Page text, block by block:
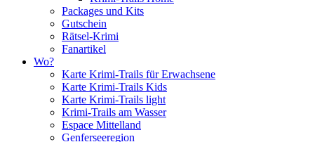
Packages und Kits
Gutschein
Rätsel-Krimi
Fanartikel
Wo?
Karte Krimi-Trails für Erwachsene
Karte Krimi-Trails Kids
Karte Krimi-Trails light
Krimi-Trails am Wasser
Espace Mittelland
Genferseeregion